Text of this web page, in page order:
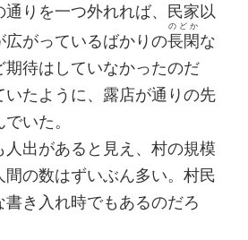
りを一つ外れれば、民家以
がっているばかりの長閑
のどか
な
待はしていなかったのだ
いたように、露店が通りの先
いた。
出があると見え、村の規模
間の数はずいぶん多い。村民
き入れ時でもあるのだろ